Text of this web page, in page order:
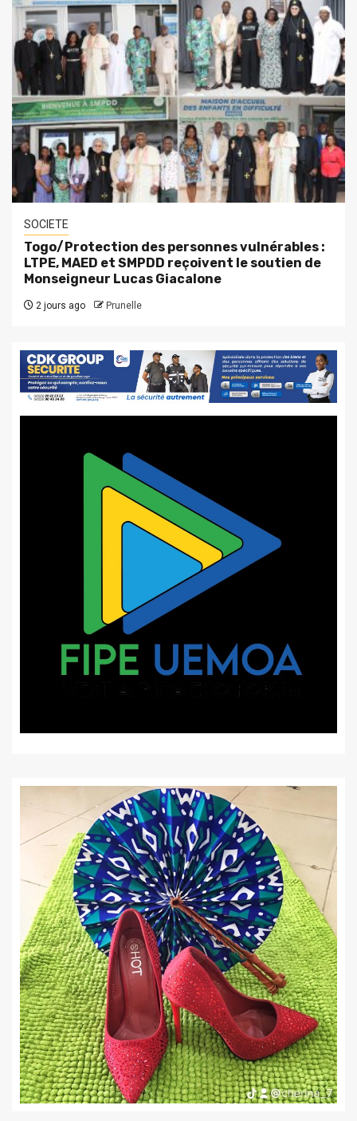
SOCIETE
Togo/Protection des personnes vulnérables :
LTPE, MAED et SMPDD reçoivent le soutien de
Monseigneur Lucas Giacalone
2 jours ago Prunelle